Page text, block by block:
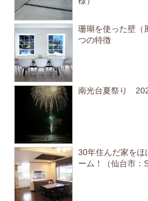
珊瑚を使った壁（
つの特徴
南光台夏祭り
30年住んだ家をほ
ーム！（仙台市：S